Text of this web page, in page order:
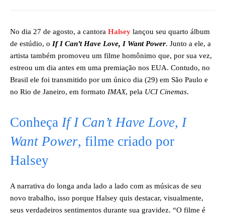
No dia 27 de agosto, a cantora Halsey lançou seu quarto álbum
de estúdio, o If I Can’t Have Love, I Want Power. Junto a ele, a
artista também promoveu um filme homônimo que, por sua vez,
estreou um dia antes em uma premiação nos EUA. Contudo, no
Brasil ele foi transmitido por um único dia (29) em São Paulo e
no Rio de Janeiro, em formato IMAX, pela UCI Cinemas.
Conheça If I Can’t Have Love, I
Want Power, filme criado por
Halsey
A narrativa do longa anda lado a lado com as músicas de seu
novo trabalho, isso porque Halsey quis destacar, visualmente,
seus verdadeiros sentimentos durante sua gravidez. “O filme é